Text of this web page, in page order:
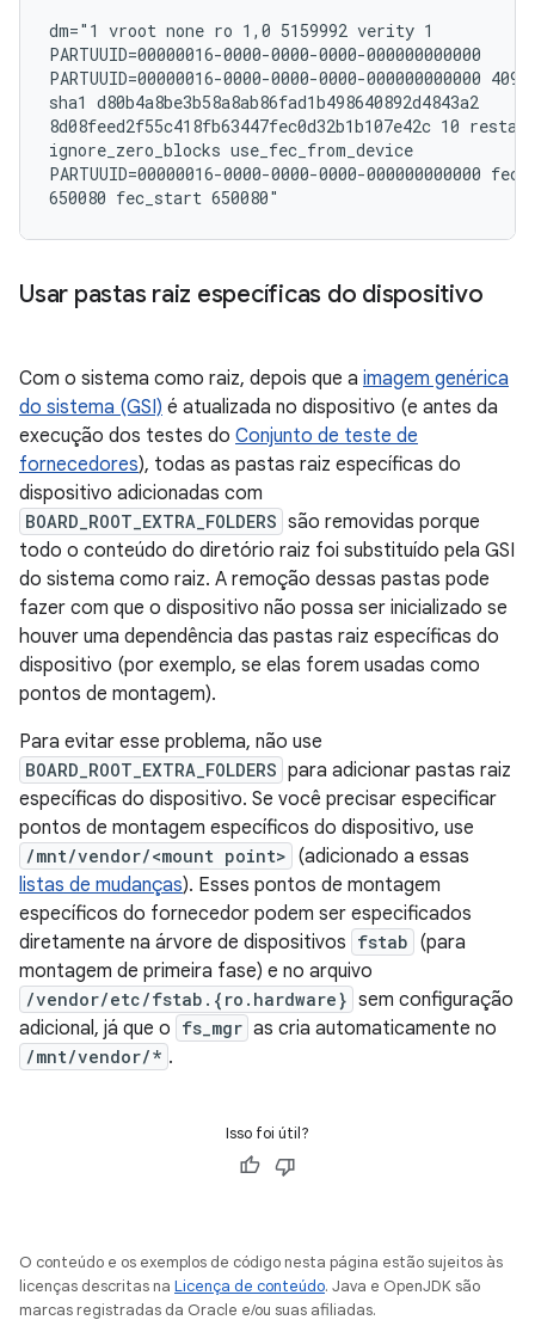
dm="1 vroot none ro 1,0 5159992 verity 1
PARTUUID=00000016-0000-0000-0000-000000000000
PARTUUID=00000016-0000-0000-0000-000000000000
sha1 d80b4a8be3b58a8ab86fad1b498640892d4843a2
8d08feed2f55c418fb63447fec0d32b1b107e42c 10
ignore_zero_blocks use_fec_from_device
PARTUUID=00000016-0000-0000-0000-000000000000
650080 fec_start 650080"
Usar pastas raiz específicas do dispositivo
Com o sistema como raiz, depois que a imagem genérica
do sistema (GSI) é atualizada no dispositivo (e antes da
execução dos testes do Conjunto de teste de
fornecedores), todas as pastas raiz específicas do
dispositivo adicionadas com
BOARD_ROOT_EXTRA_FOLDERS são removidas porque
todo o conteúdo do diretório raiz foi substituído pela GSI
do sistema como raiz. A remoção dessas pastas pode
fazer com que o dispositivo não possa ser inicializado se
houver uma dependência das pastas raiz específicas do
dispositivo (por exemplo, se elas forem usadas como
pontos de montagem).
Para evitar esse problema, não use
BOARD_ROOT_EXTRA_FOLDERS para adicionar pastas raiz
específicas do dispositivo. Se você precisar especificar
pontos de montagem específicos do dispositivo, use
/mnt/vendor/<mount point> (adicionado a essas
listas de mudanças). Esses pontos de montagem
específicos do fornecedor podem ser especificados
diretamente na árvore de dispositivos fstab (para
montagem de primeira fase) e no arquivo
/vendor/etc/fstab.{ro.hardware} sem configuração
adicional, já que o fs_mgr as cria automaticamente no
/mnt/vendor/* .
Isso foi útil?
O conteúdo e os exemplos de código nesta página estão sujeitos às
licenças descritas na Licença de conteúdo. Java e OpenJDK são
marcas registradas da Oracle e/ou suas afiliadas.